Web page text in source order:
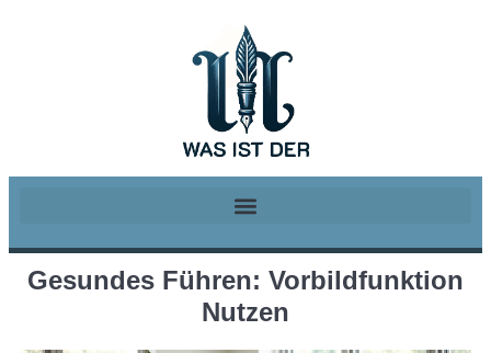
Gesundes Führen: Vorbildfunktion
Nutzen